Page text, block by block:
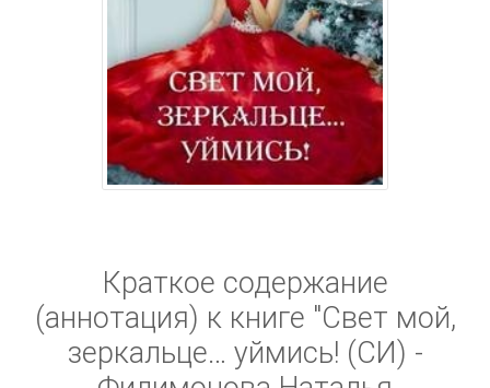
Краткое содержание
(аннотация) к книге "Свет мой,
зеркальце… уймись! (СИ) -